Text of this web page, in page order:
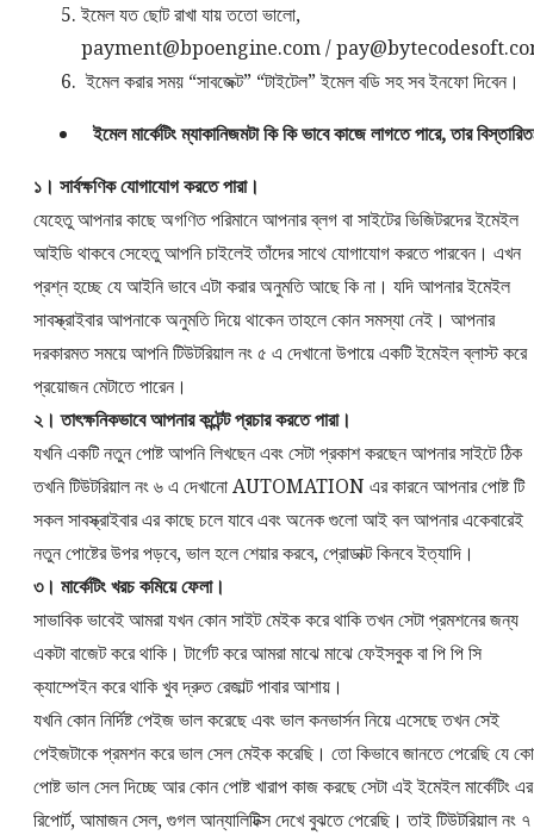
ইমেল যত ছোট রাখা যায় ততো ভালো,
payment@bpoengine.com /
ইমেল করার সময় “সাবজেক্ট” “টাইটেল” ইমেল বডি সহ সব ইনফো দিবেন।
ইমেল মার্কেটিং ম্যাকানিজমটা কি কি ভাবে কাজে লাগতে পারে, তার
১। সার্বক্ষণিক যোগাযোগ করতে পারা।
যেহেতু আপনার কাছে অগণিত পরিমানে আপনার ব্লগ বা সাইটের ভিজিটরদের ইমেইল
আইডি থাকবে সেহেতু আপনি চাইলেই তাঁদের সাথে যোগাযোগ করতে পারবেন। এখন
প্রশ্ন হচ্ছে যে আইনি ভাবে এটা করার অনুমতি আছে কি না। যদি আপনার ইমেইল
সাবস্ক্রাইবার আপনাকে অনুমতি দিয়ে থাকেন তাহলে কোন সমস্যা নেই। আপনার
দরকারমত সময়ে আপনি টিউটরিয়াল নং ৫ এ দেখানো উপায়ে একটি ইমেইল ব্লাস্ট করে
প্রয়োজন মেটাতে পারেন।
২। তাৎক্ষনিকভাবে আপনার কন্টেন্ট প্রচার করতে পারা।
যখনি একটি নতুন পোষ্ট আপনি লিখছেন এবং সেটা প্রকাশ করছেন আপনার সাইটে ঠিক
তখনি টিউটরিয়াল নং ৬ এ দেখানো AUTOMATION এর কারনে আপনার পোষ্ট টি
সকল সাবস্ক্রাইবার এর কাছে চলে যাবে এবং অনেক গুলো আই বল আপনার একেবারেই
নতুন পোষ্টের উপর পড়বে, ভাল হলে শেয়ার করবে, প্রোডাক্ট কিনবে ইত্যাদি।
৩। মার্কেটিং খরচ কমিয়ে ফেলা।
সাভাবিক ভাবেই আমরা যখন কোন সাইট মেইক করে থাকি তখন সেটা প্রমশনের জন্য
একটা বাজেট করে থাকি। টার্গেট করে আমরা মাঝে মাঝে ফেইসবুক বা পি পি সি
ক্যাম্পেইন করে থাকি খুব দ্রুত রেজাল্ট পাবার আশায়।
যখনি কোন নির্দিষ্ট পেইজ ভাল করেছে এবং ভাল কনভার্সন নিয়ে এসেছে তখন সেই
পেইজটাকে প্রমশন করে ভাল সেল মেইক করেছি। তো কিভাবে জানতে পেরেছি যে
পোষ্ট ভাল সেল দিচ্ছে আর কোন পোষ্ট খারাপ কাজ করছে সেটা এই ইমেইল মার্কেটিং এর
রিপোর্ট, আমাজন সেল, গুগল আন্যালিটিক্স দেখে বুঝতে পেরেছি। তাই টিউটরিয়াল নং ৭